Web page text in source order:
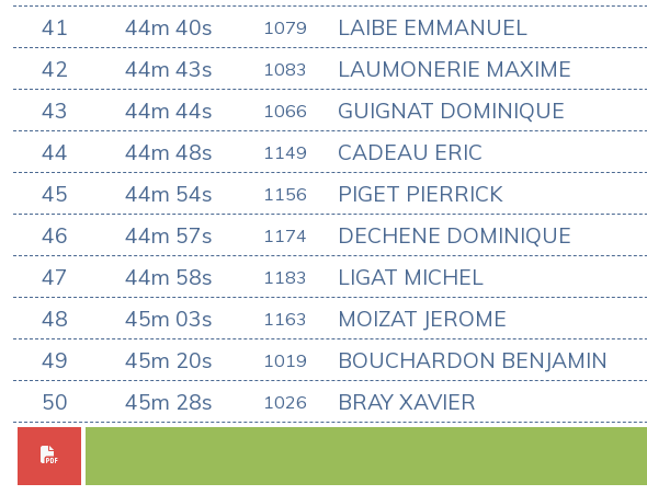
41 44m 40s 1079 LAIBE EMMANUEL
42 44m 43s 1083 LAUMONERIE MAXIME
43 44m 44s 1066 GUIGNAT DOMINIQUE
44 44m 48s 1149 CADEAU ERIC
45 44m 54s 1156 PIGET PIERRICK
46 44m 57s 1174 DECHENE DOMINIQUE
47 44m 58s 1183 LIGAT MICHEL
48 45m 03s 1163 MOIZAT JEROME
49 45m 20s 1019 BOUCHARDON BENJAMIN
50 45m 28s 1026 BRAY XAVIER